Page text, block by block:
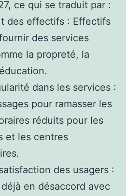
ce qui se traduit par :
des effectifs : Effectifs
des services
la propreté, la
dans les services :
pour ramasser les
réduits pour les
et les centres
des usagers :
en désaccord avec